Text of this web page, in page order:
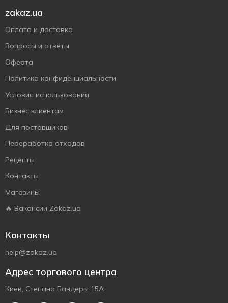
zakaz.ua
Оплата и доставка
Вопросы и ответы
Оферта
Политика конфиденциальности
Условия использования
Бизнес клиентам
Для поставщиков
Переработка отходов
Рецепты
Контакты
Магазины
🔥 Вакансии Zakaz.ua
Контакты
help@zakaz.ua
Адрес торгового центра
Киев, Степана Бандеры 15А